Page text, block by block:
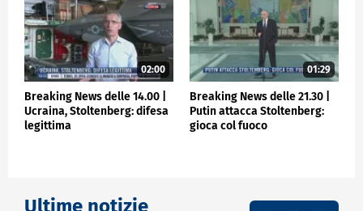
02:00
Breaking News delle 14.00 |
Ucraina, Stoltenberg: difesa
legittima
01:29
Breaking News delle 21.30 |
Putin attacca Stoltenberg:
gioca col fuoco
Ultime notizie